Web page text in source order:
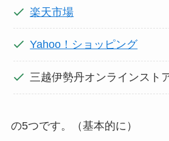
楽天市場
Yahoo！ショッピング
三越伊勢丹オンラインスト
の5つです。（基本的に）